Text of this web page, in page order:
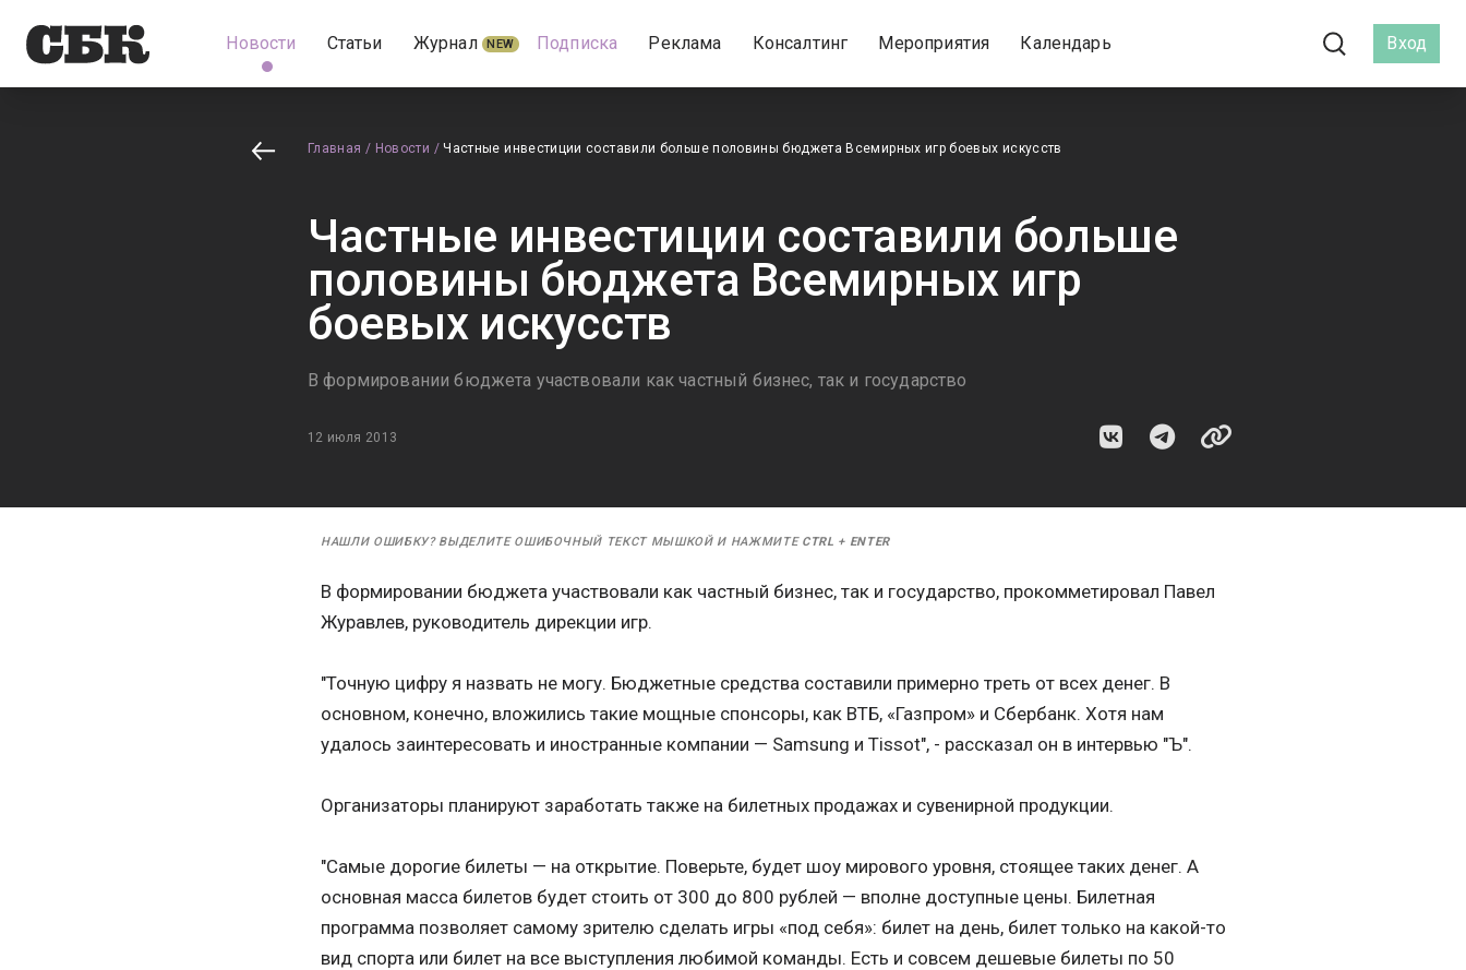
Новости Статьи Журнал NEW Подписка Реклама Консалтинг Мероприятия Календарь Вход
Главная / Новости / Частные инвестиции составили больше половины бюджета Всемирных игр боевых искусств
Частные инвестиции составили больше
половины бюджета Всемирных игр
боевых искусств
В формировании бюджета участвовали как частный бизнес, так и государство
12 июля 2013
НАШЛИ ОШИБКУ? ВЫДЕЛИТЕ ОШИБОЧНЫЙ ТЕКСТ МЫШКОЙ И НАЖМИТЕ CTRL + ENTER
В формировании бюджета участвовали как частный бизнес, так и государство, прокомметировал Павел
Журавлев, руководитель дирекции игр.
"Точную цифру я назвать не могу. Бюджетные средства составили примерно треть от всех денег. В
основном, конечно, вложились такие мощные спонсоры, как ВТБ, «Газпром» и Сбербанк. Хотя нам
удалось заинтересовать и иностранные компании — Samsung и Tissot", - рассказал он в интервью "Ъ".
Организаторы планируют заработать также на билетных продажах и сувенирной продукции.
"Самые дорогие билеты — на открытие. Поверьте, будет шоу мирового уровня, стоящее таких денег. А
основная масса билетов будет стоить от 300 до 800 рублей — вполне доступные цены. Билетная
программа позволяет самому зрителю сделать игры «под себя»: билет на день, билет только на какой-то
вид спорта или билет на все выступления любимой команды. Есть и совсем дешевые билеты по 50